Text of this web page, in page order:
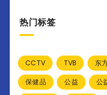
热门标签
CCTV TVB 东
保健品
公益 公